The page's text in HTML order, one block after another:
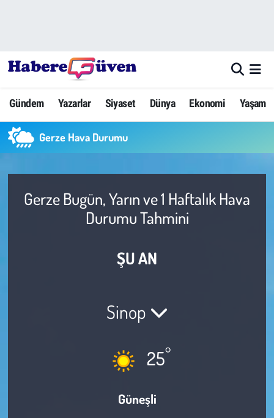
Gündem Yazarlar Siyaset Dünya Ekonomi Yaşam
Gerze Hava Durumu
Gerze Bugün, Yarın ve 1 Haftalık Hava
Durumu Tahmini
ŞU AN
Sinop
25°
Güneşli
Yazarlar
Dünya
Siyaset
Ekonomi
Yaşam
Hava Durumu
Trafik Durumu
Süper Lig Puan Durumu ve Fikstür
Tüm Manşetler
Son Dakika Haberleri